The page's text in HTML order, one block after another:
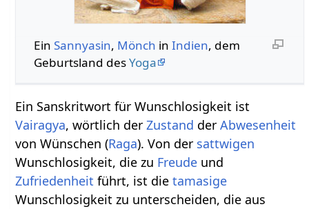
Ein Sannyasin, Mönch in Indien, dem
Geburtsland desYoga
Ein Sanskritwort für Wunschlosigkeit ist
Vairagya, wörtlich derZustand derAbwesenheit
von Wünschen (Raga). Von der sattwigen
Wunschlosigkeit, die zu Freude und
Zufriedenheit führt, ist dietamasige
Wunschlosigkeit zu unterscheiden, die aus